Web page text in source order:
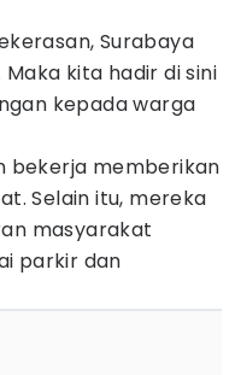
Surabaya
kita hadir di sini
kepada warga
bekerja memberikan
Selain itu, mereka
masyarakat
parkir dan